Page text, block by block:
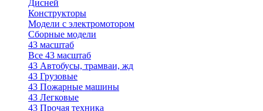
Дисней
Конструкторы
Модели с электромотором
Сборные модели
43 масштаб
Все 43 масштаб
43 Автобусы, трамваи, жд
43 Грузовые
43 Пожарные машины
43 Легковые
43 Прочая техника